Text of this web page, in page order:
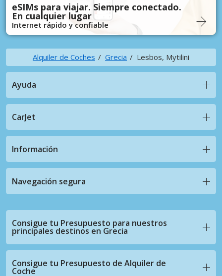
eSIMs para viajar. Siempre conectado.
En cualquier lugar
Internet rápido y confiable
Alquiler de Coches Grecia Lesbos, Mytilini
Ayuda
CarJet
Información
Navegación segura
Consigue tu Presupuesto para nuestros
principales destinos en Grecia
Consigue tu Presupuesto de Alquiler de
Coche